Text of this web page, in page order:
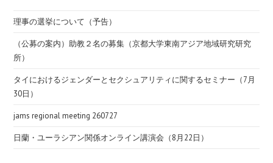
理事の選挙について（予告）
（公募の案内）助教２名の募集（京都大学東南アジア地域研究研究
所）
タイにおけるジェンダーとセクシュアリティに関するセミナー（7月
30日）
jams regional meeting 260727
日蘭・ユーラシアン関係オンライン講演会（8月22日）